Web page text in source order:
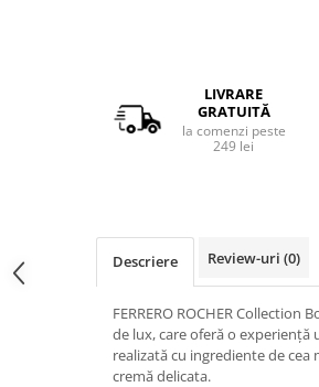
LIVRARE
GRATUITĂ
la comenzi peste
249 lei
Descriere Review-uri (0)
FERRERO ROCHER
de lux, care oferă o experiență
realizată cu ingrediente de
cremă delicata.